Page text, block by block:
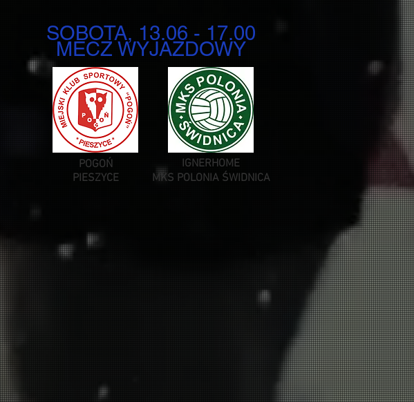
SOBOTA, 13.06 - 17.00
MECZ WYJAZDOWY
POGOŃ
PIESZYCE
IGNERHOME
MKS POLONIA ŚWIDNICA